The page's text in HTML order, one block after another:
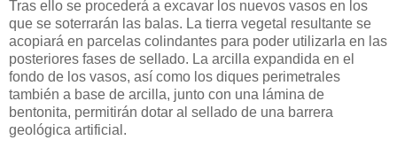
Tras ello se procederá a excavar los nuevos vasos en los
que se soterrarán las balas. La tierra vegetal resultante se
acopiará en parcelas colindantes para poder utilizarla en las
posteriores fases de sellado. La arcilla expandida en el
fondo de los vasos, así como los diques perimetrales
también a base de arcilla, junto con una lámina de
bentonita, permitirán dotar al sellado de una barrera
geológica artificial.